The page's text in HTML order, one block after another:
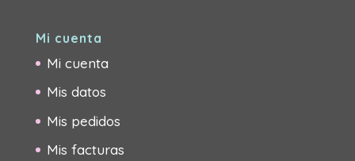
Mi cuenta
Mi cuenta
Mis datos
Mis pedidos
Mis facturas